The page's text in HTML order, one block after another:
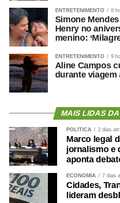
ENTRETENIMENTO 8
Simone
Henry no
menino:
ENTRETENIMENTO 9
Aline Campos
durante viagem
MAIS LIDAS
POLÍTICA 2 dias
Marco legal
jornalismo e
aponta
ECONOMIA 7 dias
Cidades,
lideram